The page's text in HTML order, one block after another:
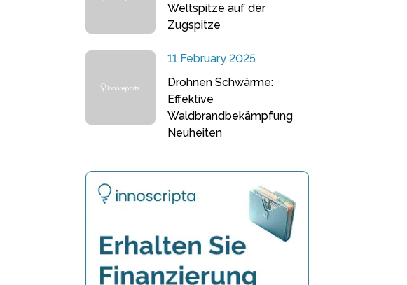
Weltspitze auf der
Zugspitze
11 February 2025
Drohnen Schwärme:
Effektive
Waldbrandbekämpfung
Neuheiten